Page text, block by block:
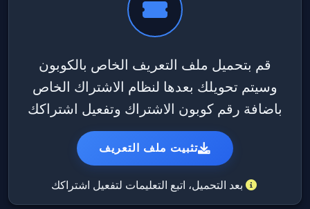
قم بتحميل ملف التعريف الخاص بالكوبون
وسيتم تحويلك بعدها لنظام الاشتراك الخاص
باضافة رقم كوبون الاشتراك وتفعيل اشتراكك
تثبيت ملف التعريف
بعد التحميل، اتبع التعليمات لتفعيل اشتراكك